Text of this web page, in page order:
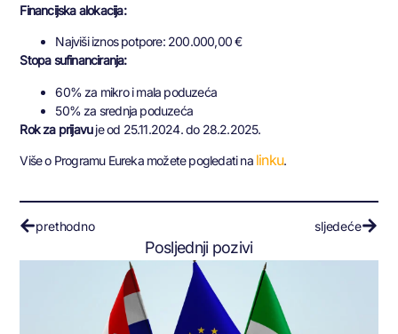
Financijska alokacija:
Najviši iznos potpore: 200.000,00 €
Stopa sufinanciranja:
60% za mikro i mala poduzeća
50% za srednja poduzeća
Rok za prijavuje od 25.11.2024. do 28.2.2025.
Više o Programu Eureka možete pogledati na linku.
prethodno sljedeće
Posljednji pozivi